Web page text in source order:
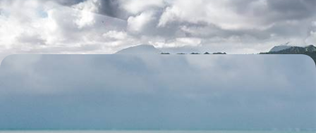
14 jours, de 7900 à 10400 $ CA
Légendes du bout du monde - De Hawaï à Tahiti en
famille, le Pacifique en héritage